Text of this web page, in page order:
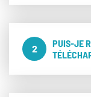
2
PUIS-JE